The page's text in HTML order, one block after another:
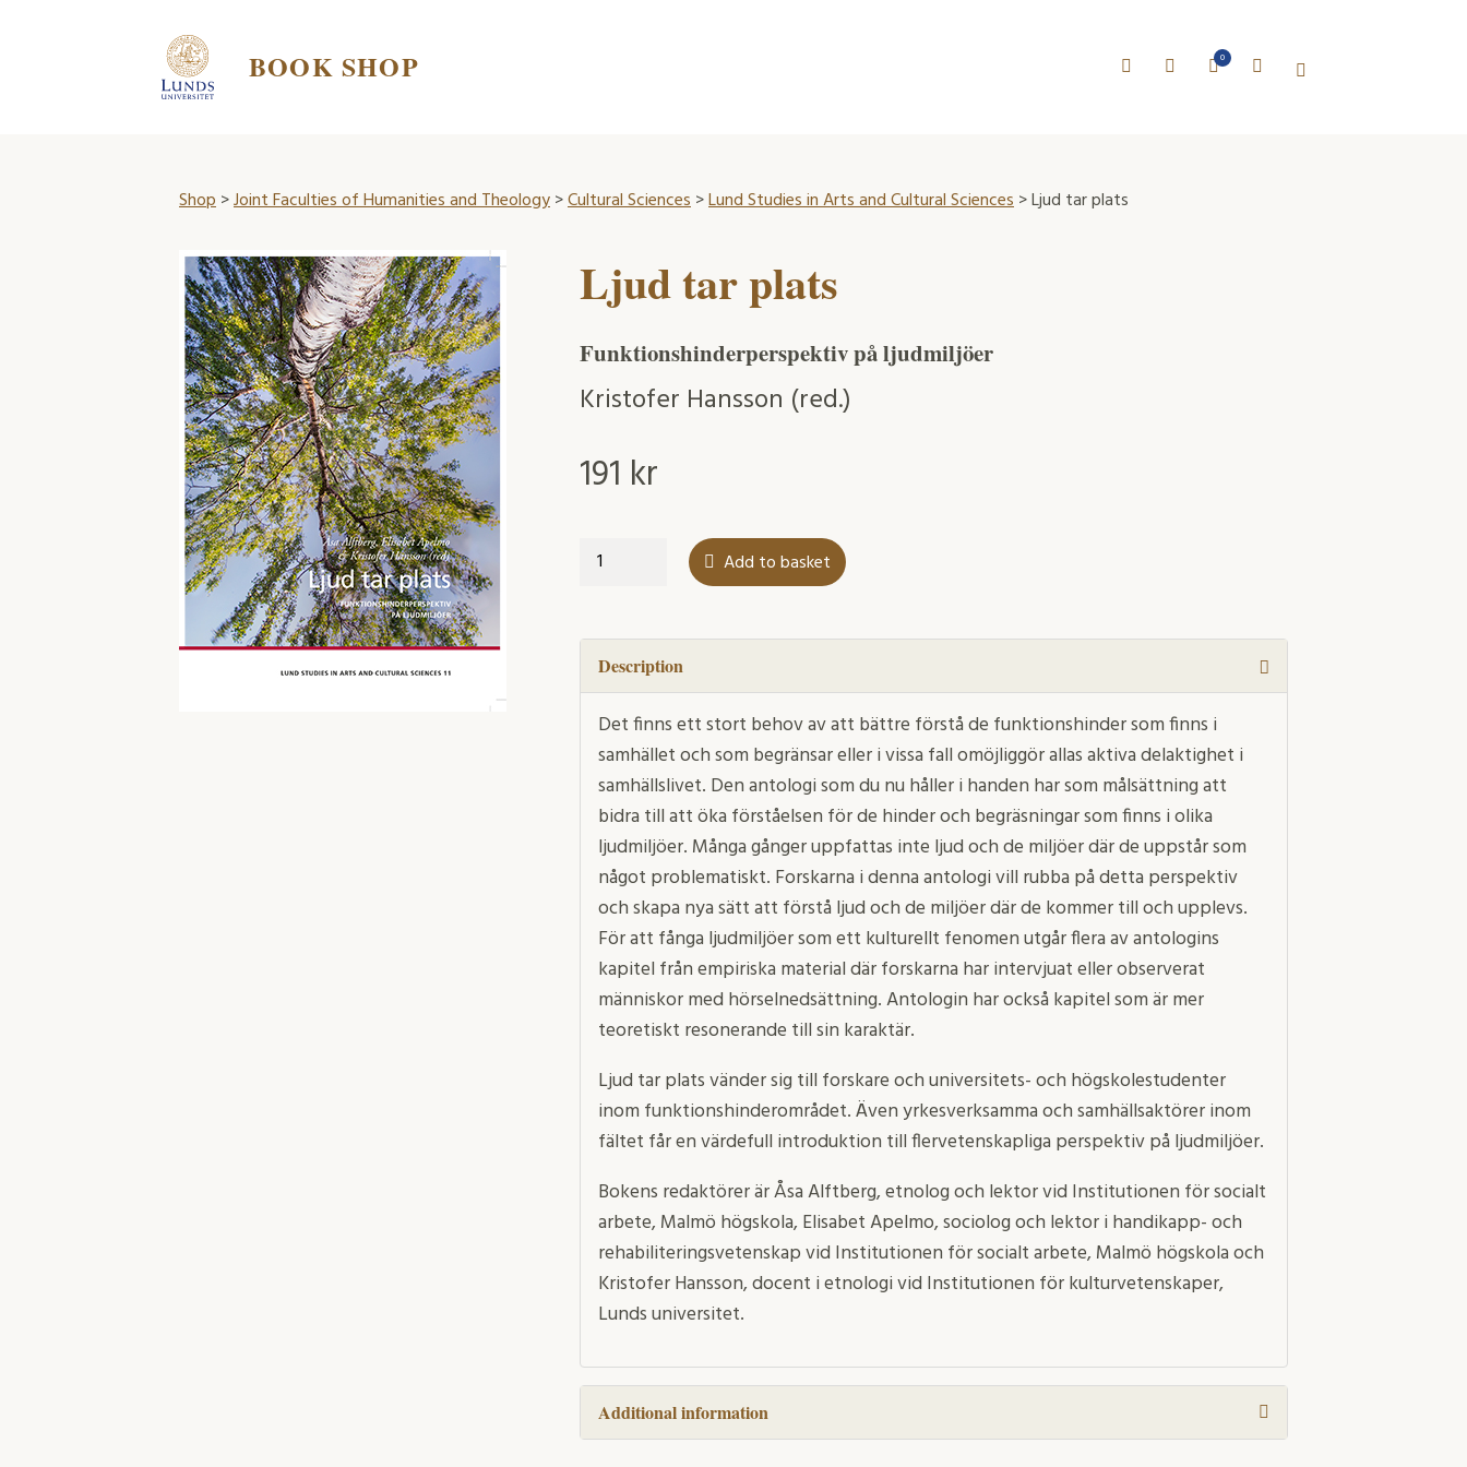
BOOK SHOP 0
Shop>Joint Faculties of Humanities and Theology>Cultural Sciences>Lund Studies in Arts and Cultural Sciences> Ljud tar plats
Ljud tar plats
Funktionshinderperspektiv på ljudmiljöer
Kristofer Hansson (red.)
191 kr
Ljud
quantity
Add to basket
Description
Det finns ett stort behov av att bättre förstå de funktionshinder som finns i
samhället och som begränsar eller i vissa fall omöjliggör allas aktiva delaktighet i
samhällslivet. Den antologi som du nu håller i handen har som målsättning att
bidra till att öka förståelsen för de hinder och begräsningar som finns i olika
ljudmiljöer. Många gånger uppfattas inte ljud och de miljöer där de uppstår som
något problematiskt. Forskarna i denna antologi vill rubba på detta perspektiv
och skapa nya sätt att förstå ljud och de miljöer där de kommer till och upplevs.
För att fånga ljudmiljöer som ett kulturellt fenomen utgår flera av antologins
kapitel från empiriska material där forskarna har intervjuat eller observerat
människor med hörselnedsättning. Antologin har också kapitel som är mer
teoretiskt resonerande till sin karaktär.
Ljud tar plats vänder sig till forskare och universitets- och högskolestudenter
inom funktionshinderområdet. Även yrkesverksamma och samhällsaktörer inom
fältet får en värdefull introduktion till flervetenskapliga perspektiv på ljudmiljöer.
Bokens redaktörer är Åsa Alftberg, etnolog och lektor vid Institutionen för socialt
arbete, Malmö högskola, Elisabet Apelmo, sociolog och lektor i handikapp- och
rehabiliteringsvetenskap vid Institutionen för socialt arbete, Malmö högskola och
Kristofer Hansson, docent i etnologi vid Institutionen för kulturvetenskaper,
Lunds universitet.
Additional information